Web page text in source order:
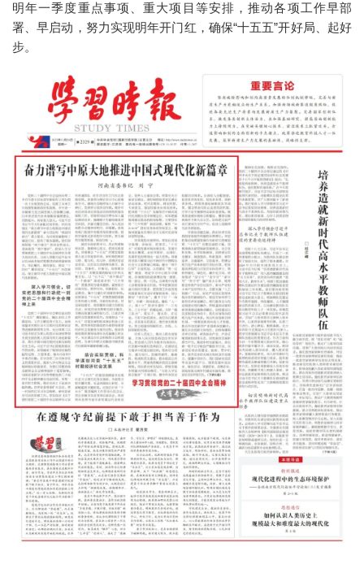
明年一季度重点事项、重大项目等安排，推动各项工作早部
署、早启动，努力实现明年开门红，确保“十五五”开好局、起好
步。